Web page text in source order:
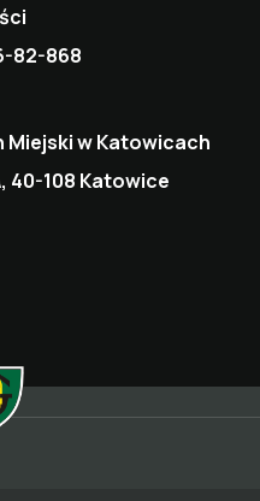
82-868
Miejski w Katowicach
40-108 Katowice